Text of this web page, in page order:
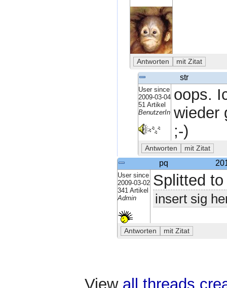
str
User since
2009-03-04
51 Artikel
BenutzerIn
oops.
wieder
;-)
pq
User since
2009-03-02
341 Artikel
Admin
Splitted
insert sig
View all threads